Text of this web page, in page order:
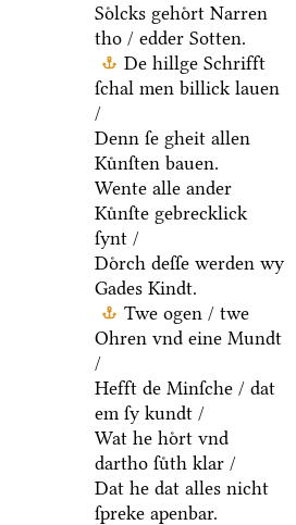
Soͤlcks gehoͤrt Narren
tho / edder Sotten.
De hillge Schrifft
ſchal men billick lauen
/
Denn ſe gheit allen
Kuͤnſten bauen.
Wente alle ander
Kuͤnſte gebrecklick
ſynt /
Doͤrch deſſe werden wy
Gades Kindt.
Twe ogen / twe
Ohren vnd eine Mundt
/
Hefft de Minſche / dat
em ſy kundt /
Wat he hoͤrt vnd
dartho ſuͤth klar /
Dat he dat alles nicht
ſpreke apenbar.